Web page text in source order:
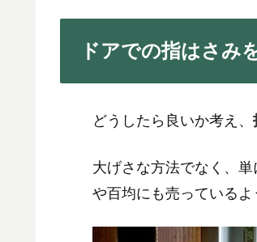
ドアでの指はさみ
どうしたら良いか考え、
大げさな方法でなく、
や百均にも売っているよ